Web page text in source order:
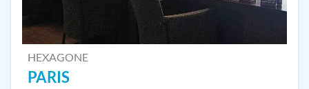
HEXAGONE
PARIS